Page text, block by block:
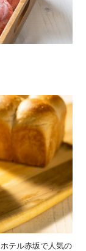
テル赤坂で人気の